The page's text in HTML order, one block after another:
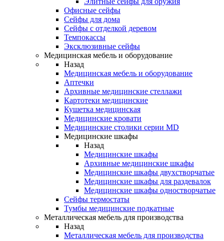
Офисные сейфы
Сейфы для дома
Сейфы с отделкой деревом
Темпокассы
Эксклюзивные сейфы
Медицинская мебель и оборудование
Назад
Медицинская мебель и оборудование
Аптечки
Архивные медицинские стеллажи
Картотеки медицинские
Кушетка медицинская
Медицинские кровати
Медицинские столики серии MD
Медицинские шкафы
Назад
Медицинские шкафы
Архивные медицинские шкафы
Медицинские шкафы двухстворчатые
Медицинские шкафы для раздевалок
Медицинские шкафы одностворчатые
Сейфы термостаты
Тумбы медицинские подкатные
Металлическая мебель для производства
Назад
Металлическая мебель для производства